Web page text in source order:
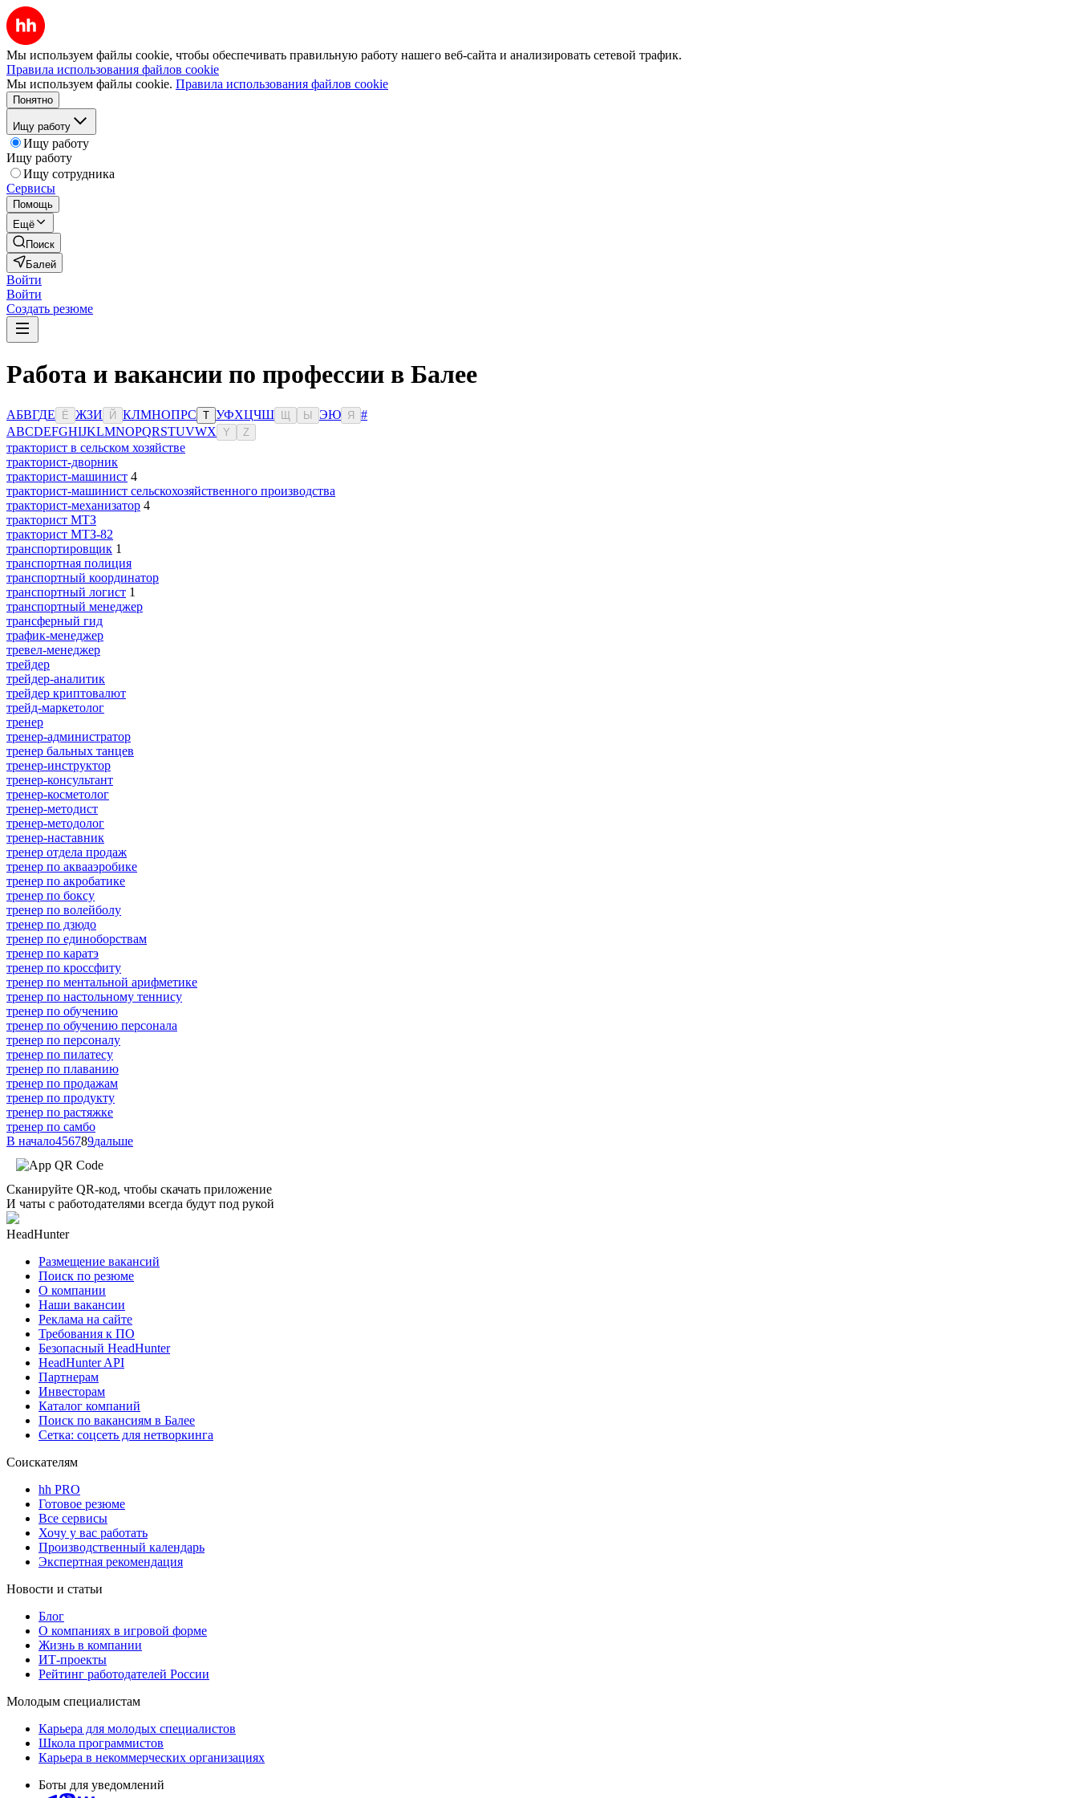
Мы используем файлы cookie, чтобы обеспечивать правильную работу нашего веб-сайта и анализировать сетевой трафик.
Правила использования файлов cookie
Мы используем файлы cookie. Правила использования файлов cookie
Понятно
Ищу работу
Ищу работу
Ищу работу
Ищу сотрудника
Сервисы
Помощь
Ещё
Поиск
Балей
Войти
Войти
Создать резюме
Работа и вакансии по профессии в Балее
АБВГДЕ Ё ЖЗИ Й КЛМНОПРС Т УФХЦЧШ Ы ЭЮ Я
#
ABCDEFGHIJKLMNOPQRSTUVWX Y Z
тракторист в сельском хозяйстве
тракторист-дворник
тракторист-машинист 4
тракторист-машинист сельскохозяйственного производства
тракторист-механизатор 4
тракторист МТЗ
тракторист МТЗ-82
транспортировщик 1
транспортная полиция
транспортный координатор
транспортный логист 1
транспортный менеджер
трансферный гид
трафик-менеджер
тревел-менеджер
трейдер
трейдер-аналитик
трейдер криптовалют
трейд-маркетолог
тренер
тренер-администратор
тренер бальных танцев
тренер-инструктор
тренер-консультант
тренер-косметолог
тренер-методист
тренер-методолог
тренер-наставник
тренер отдела продаж
тренер по аквааэробике
тренер по акробатике
тренер по боксу
тренер по волейболу
тренер по дзюдо
тренер по единоборствам
тренер по каратэ
тренер по кроссфиту
тренер по ментальной арифметике
тренер по настольному теннису
тренер по обучению
тренер по обучению персонала
тренер по персоналу
тренер по пилатесу
тренер по плаванию
тренер по продажам
тренер по продукту
тренер по растяжке
тренер по самбо
В начало456789дальше
Сканируйте QR-код, чтобы скачать приложение
И чаты с работодателями всегда будут под рукой
HeadHunter
Размещение вакансий
Поиск по резюме
О компании
Наши вакансии
Реклама на сайте
Требования к ПО
Безопасный HeadHunter
HeadHunter API
Партнерам
Инвесторам
Каталог компаний
Поиск по вакансиям в Балее
Сетка: соцсеть для нетворкинга
Соискателям
hh PRO
Готовое резюме
Все сервисы
Хочу у вас работать
Производственный календарь
Экспертная рекомендация
Новости и статьи
Блог
О компаниях в игровой форме
Жизнь в компании
ИТ-проекты
Рейтинг работодателей России
Молодым специалистам
Карьера для молодых специалистов
Школа программистов
Карьера в некоммерческих организациях
Боты для уведомлений